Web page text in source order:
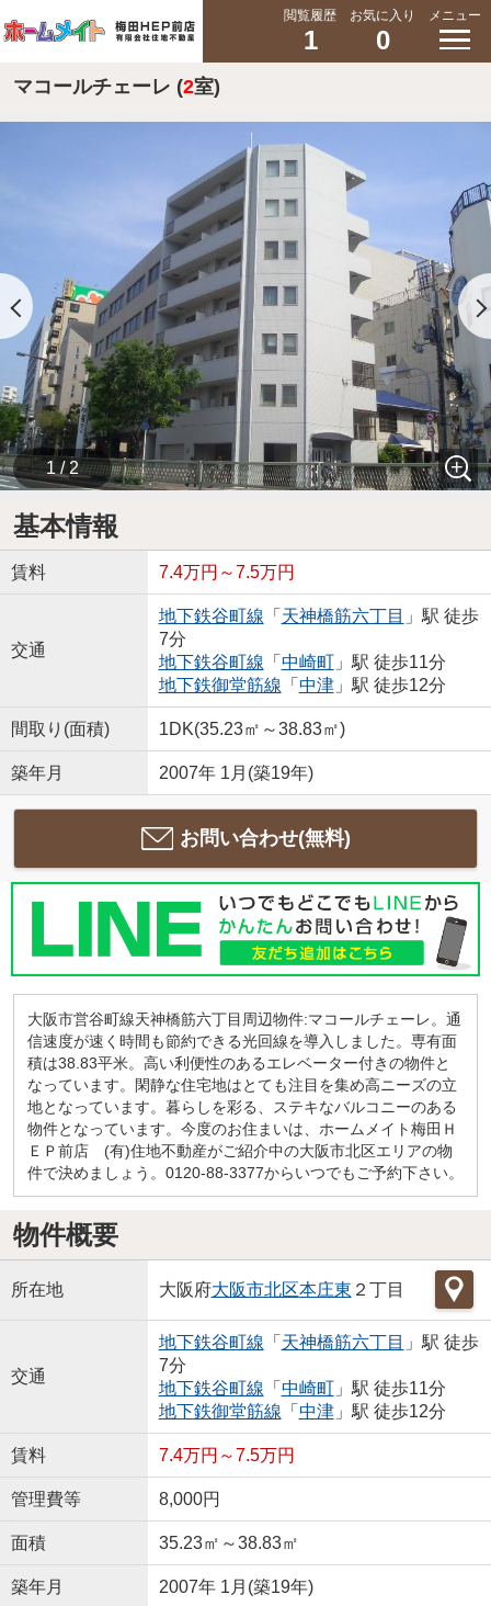
閲覧履歴
1
お気に入り
0
メニュー
マコールチェーレ (2室)
1 / 2
基本情報
賃料 7.4万円～7.5万円
交通
地下鉄谷町線 「 天神橋筋六丁目 」駅 徒歩
7分
地下鉄谷町線 「 中崎町」駅 徒歩11分
地下鉄御堂筋線 「 中津」駅 徒歩12分
間取り(面積) 1DK(35.23㎡～38.83㎡)
築年月 2007年 1月(築19年)
お問い合わせ(無料)
大阪市営谷町線天神橋筋六丁目周辺物件:マコールチェーレ。通
信速度が速く時間も節約できる光回線を導入しました。専有面
積は38.83平米。高い利便性のあるエレベーター付きの物件と
なっています。閑静な住宅地はとても注目を集め高ニーズの立
地となっています。暮らしを彩る、ステキなバルコニーのある
物件となっています。今度のお住まいは、ホームメイト梅田Ｈ
ＥＰ前店 (有)住地不動産がご紹介中の大阪市北区エリアの物
件で決めましょう。0120-88-3377からいつでもご予約下さい。
物件概要
所在地 大阪府大阪市北区本庄東 ２丁目
交通
地下鉄谷町線 「 天神橋筋六丁目 」駅 徒歩
7分
地下鉄谷町線 「 中崎町」駅 徒歩11分
地下鉄御堂筋線 「 中津」駅 徒歩12分
賃料 7.4万円～7.5万円
管理費等 8,000円
面積 35.23㎡～38.83㎡
築年月 2007年 1月(築19年)